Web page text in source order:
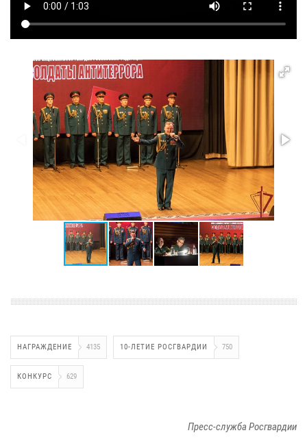
НАГРАЖДЕНИЕ 4135 10-ЛЕТИЕ РОСГВАРДИИ 750
КОНКУРС 629
Пресс-служба Росгвардии